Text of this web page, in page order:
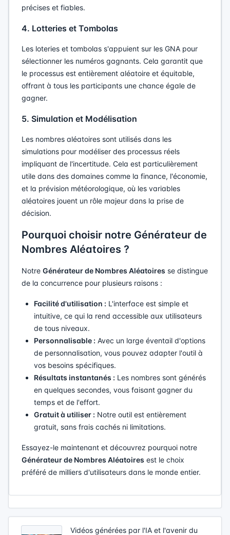
précises et fiables.
4. Lotteries et Tombolas
Les loteries et tombolas s'appuient sur les GNA pour
sélectionner les numéros gagnants. Cela garantit que
le processus est entièrement aléatoire et équitable,
offrant à tous les participants une chance égale de
gagner.
5. Simulation et Modélisation
Les nombres aléatoires sont utilisés dans les
simulations pour modéliser des processus réels
impliquant de l'incertitude. Cela est particulièrement
utile dans des domaines comme la finance, l'économie,
et la prévision météorologique, où les variables
aléatoires jouent un rôle majeur dans la prise de
décision.
Pourquoi choisir notre Générateur de
Nombres Aléatoires ?
Notre Générateur de Nombres Aléatoires se distingue
de la concurrence pour plusieurs raisons :
Facilité d'utilisation : L'interface est simple et
intuitive, ce qui la rend accessible aux utilisateurs
de tous niveaux.
Personnalisable : Avec un large éventail d'options
de personnalisation, vous pouvez adapter l'outil à
vos besoins spécifiques.
Résultats instantanés : Les nombres sont générés
en quelques secondes, vous faisant gagner du
temps et de l'effort.
Gratuit à utiliser : Notre outil est entièrement
gratuit, sans frais cachés ni limitations.
Essayez-le maintenant et découvrez pourquoi notre
Générateur de Nombres Aléatoires est le choix
préféré de milliers d'utilisateurs dans le monde entier.
Vidéos générées par l'IA et l'avenir du